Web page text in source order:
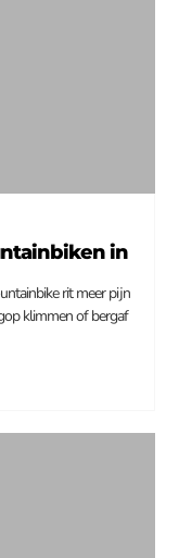
in
rit meer pijn
klimmen of bergaf